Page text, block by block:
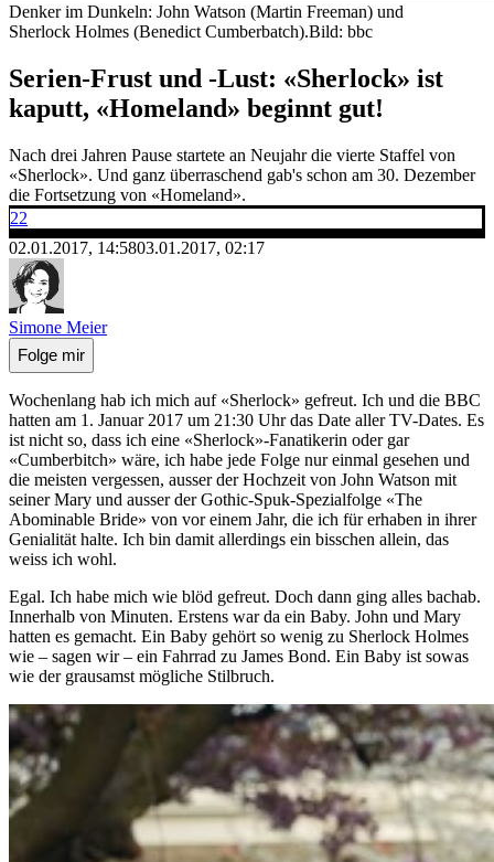
Denker im Dunkeln: John Watson (Martin Freeman) und
Sherlock Holmes (Benedict Cumberbatch).Bild: bbc
Serien-Frust und -Lust: «Sherlock» ist
kaputt, «Homeland» beginnt gut!
Nach drei Jahren Pause startete an Neujahr die vierte Staffel von
«Sherlock». Und ganz überraschend gab's schon am 30. Dezember
die Fortsetzung von «Homeland».
22
02.01.2017, 14:5803.01.2017, 02:17
Simone Meier
Folge mir
Wochenlang hab ich mich auf «Sherlock» gefreut. Ich und die BBC
hatten am 1. Januar 2017 um 21:30 Uhr das Date aller TV-Dates. Es
ist nicht so, dass ich eine «Sherlock»-Fanatikerin oder gar
«Cumberbitch» wäre, ich habe jede Folge nur einmal gesehen und
die meisten vergessen, ausser der Hochzeit von John Watson mit
seiner Mary und ausser der Gothic-Spuk-Spezialfolge «The
Abominable Bride» von vor einem Jahr, die ich für erhaben in ihrer
Genialität halte. Ich bin damit allerdings ein bisschen allein, das
weiss ich wohl.
Egal. Ich habe mich wie blöd gefreut. Doch dann ging alles bachab.
Innerhalb von Minuten. Erstens war da ein Baby. John und Mary
hatten es gemacht. Ein Baby gehört so wenig zu Sherlock Holmes
wie – sagen wir – ein Fahrrad zu James Bond. Ein Baby ist sowas
wie der grausamst mögliche Stilbruch.